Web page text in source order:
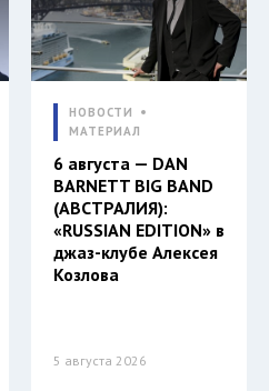
НОВОСТИ
МАТЕРИАЛ
6 августа — DAN
BARNETT BIG BAND
(АВСТРАЛИЯ):
«RUSSIAN EDITION» в
джаз-клубе Алексея
Козлова
5 августа 2026